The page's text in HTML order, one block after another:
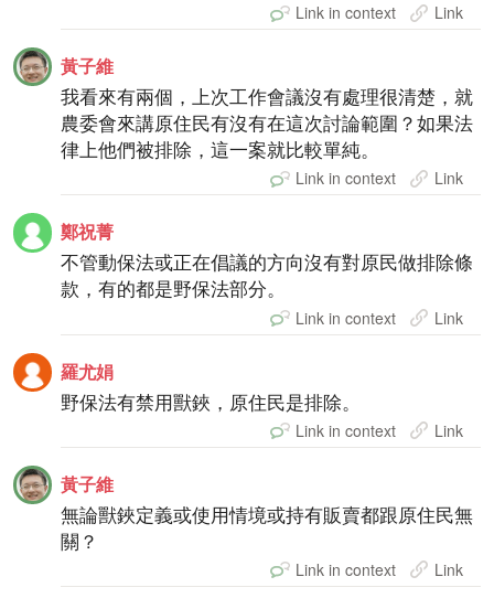
Link in context Link
黃子維
我看來有兩個，上次工作會議沒有處理很清楚，就
農委會來講原住民有沒有在這次討論範圍？如果法
律上他們被排除，這一案就比較單純。
Link in context Link
鄭祝菁
不管動保法或正在倡議的方向沒有對原民做排除條
款，有的都是野保法部分。
Link in context Link
羅尤娟
野保法有禁用獸鋏，原住民是排除。
Link in context Link
黃子維
無論獸鋏定義或使用情境或持有販賣都跟原住民無
關？
Link in context Link